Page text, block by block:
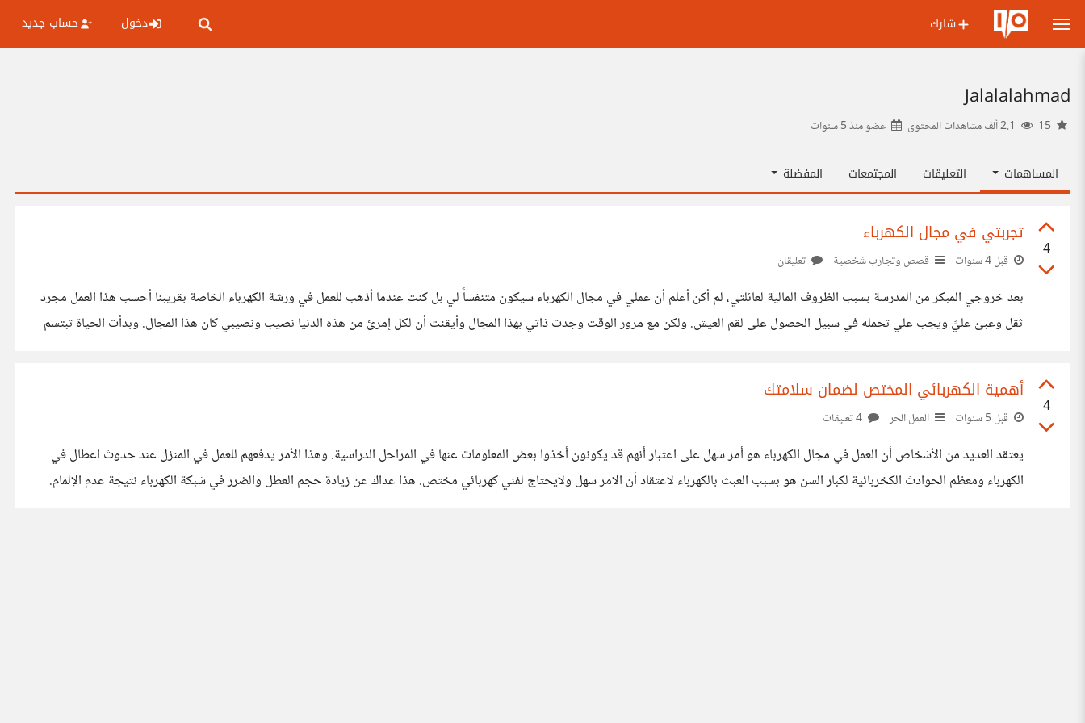
شارك دخول حساب جديد
Jalalalahmad
عضو منذ5 سنوات
المساهمات التعليقات المجتمعات المفضلة
4
تجربتي في مجال الكهرباء
قبل 4 سنوات قصص وتجارب شخصية تعليقان
بعد خروجي المبكر من المدرسة بسبب الظروف المالية لعائلتي، لم أكن أعلم أن عملي في مجال الكهرباء سيكون متنفساً لي بل كنت عندما أذهب للعمل في ورشة الكهرباء الخاصة بقريبنا أحسب هذا العمل مجرد
ثقل وعبئ عليَّ ويجب علي تحمله في سبيل الحصول على لقم العيش. ولكن مع مرور الوقت وجدت ذاتي بهذا المجال وأيقنت أن لكل إمرئ من هذه الدنيا نصيب ونصيبي كان هذا المجال. وبدأت الحياة تبتسم
4
أهمية الكهربائي المختص لضمان سلامتك
قبل 5 سنوات العمل الحر
يعتقد العديد من الأشخاص أن العمل في مجال الكهرباء هو أمر سهل على اعتبار أنهم قد يكونون أخذوا بعض المعلومات عنها في المراحل الدراسية. وهذا الأمر يدفعهم للعمل في المنزل عند حدوث اعطال في
الكهرباء ومعظم الحوادث الكخربائية لكبار السن هو بسبب العبث بالكهرباء لاعتقاد أن الامر سهل ولايحتاج لفني كهربائي مختص. هذا عداك عن زيادة حجم العطل والضرر في شبكة الكهرباء نتيجة عدم الإلمام.